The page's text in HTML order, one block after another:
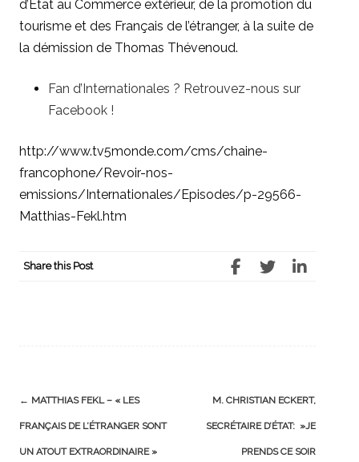
d’État au Commerce extérieur, de la promotion du
tourisme et des Français de l’étranger, à la suite de
la démission de Thomas Thévenoud.
Fan d’Internationales ? Retrouvez-nous sur
Facebook !
http://www.tv5monde.com/cms/chaine-
francophone/Revoir-nos-
emissions/Internationales/Episodes/p-29566-
Matthias-Fekl.htm
Share this Post
Post
navigation
← MATTHIAS FEKL – « LES
FRANÇAIS DE L’ÉTRANGER SONT
UN ATOUT EXTRAORDINAIRE »
M. CHRISTIAN ECKERT,
SECRÉTAIRE D’ÉTAT: »JE
PRENDS CE SOIR